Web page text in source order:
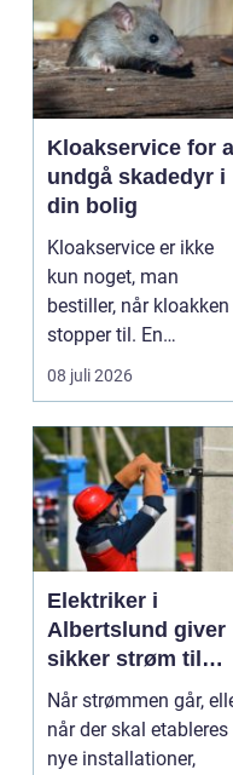
Kloakservice for
undgå skadedyr i
din bolig
Kloakservice er ikke
kun noget, man
bestiller, når kloakken
stopper til. En
systematisk gennem...
08 juli 2026
Elektriker i
Albertslund giver
sikker strøm til
danske boliger
Når strømmen går,
når der skal etableres
nye installationer,